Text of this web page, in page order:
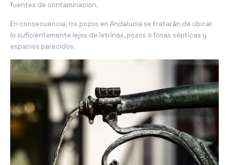
fuentes de contaminación.
En consecuencia, los pozos en Andalucía se tratarán de ubicar
lo suficientemente lejos de letrinas, pozos o fosas sépticas y
espacios parecidos.